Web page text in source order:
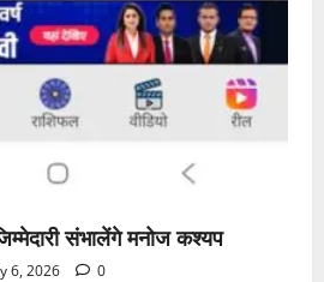
संभालेंगे मनोज कश्यप
6, 2026 0